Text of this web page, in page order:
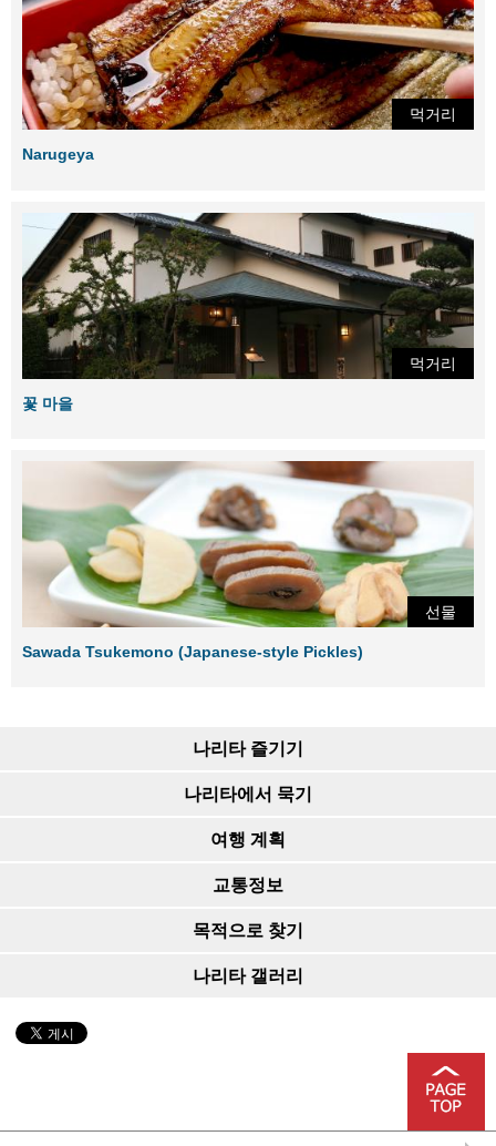
먹거리
Narugeya
먹거리
꽃 마을
선물
Sawada Tsukemono (Japanese-style Pickles)
나리타 즐기기
나리타에서 묵기
여행 계획
교통정보
목적으로 찾기
나리타 갤러리